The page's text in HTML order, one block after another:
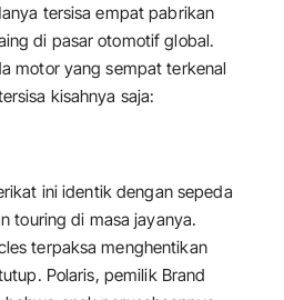
tersisa empat pabrikan
di pasar otomotif global.
motor yang sempat terkenal
kisahnya saja:
ini identik dengan sepeda
touring di masa jayanya.
terpaksa menghentikan
Polaris, pemilik Brand